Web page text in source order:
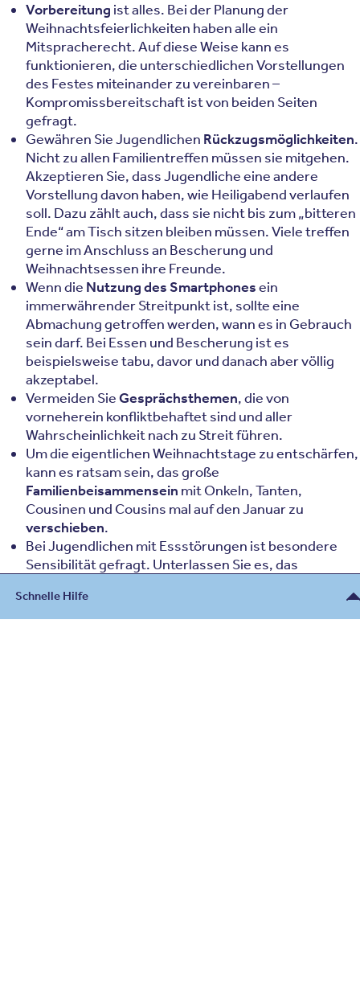
Schnelle Hilfe
Vorbereitung ist alles. Bei der Planung der
Weihnachtsfeierlichkeiten haben alle ein
Mitspracherecht. Auf diese Weise kann es
funktionieren, die unterschiedlichen Vorstellungen
des Festes miteinander zu vereinbaren –
Kompromissbereitschaft ist von beiden Seiten
gefragt.
Gewähren Sie Jugendlichen Rückzugsmöglichkeiten.
Nicht zu allen Familientreffen müssen sie mitgehen.
Akzeptieren Sie, dass Jugendliche eine andere
Vorstellung davon haben, wie Heiligabend verlaufen
soll. Dazu zählt auch, dass sie nicht bis zum „bitteren
Ende“ am Tisch sitzen bleiben müssen. Viele treffen
gerne im Anschluss an Bescherung und
Weihnachtsessen ihre Freunde.
Wenn die Nutzung des Smartphonesein
immerwährender Streitpunkt ist, sollte eine
Abmachung getroffen werden, wann es in Gebrauch
sein darf. Bei Essen und Bescherung ist es
beispielsweise tabu, davor und danach aber völlig
akzeptabel.
Vermeiden SieGesprächsthemen, die von
vorneherein konfliktbehaftet sind und aller
Wahrscheinlichkeit nach zu Streit führen.
Um die eigentlichen Weihnachtstage zu entschärfen,
kann es ratsam sein, das große
Familienbeisammensein mit Onkeln, Tanten,
Cousinen und Cousins mal auf den Januar zu
verschieben.
Bei Jugendlichen mit Essstörungen ist besondere
Sensibilität gefragt. Unterlassen Sie es, das
Versuchen Sie vorab, den Betroffenen in die
Essensvorbereitungeneinzubinden.